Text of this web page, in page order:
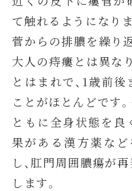
て触れるようになり
菅からの排膿を繰り
大人の痔瘻とは異な
とはまれで、1歳前
ことがほとんどです
ともに全身状態を
果がある漢方薬など
し、肛門周囲膿瘍が
します。